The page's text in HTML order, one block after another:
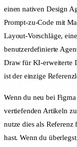
einen nativen Design
Prompt-zu-Code mit
Layout-Vorschläge,
benutzerdefinierte
Draw für KI-erweiterte
ist der einzige
Wenn du neu bei
vertiefenden Artikeln
nutze dies als
hast. Wenn du